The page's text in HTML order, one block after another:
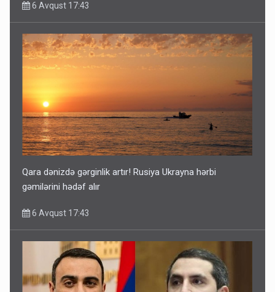
6 Avqust 17:43
Qara dənizdə gərginlik artır! Rusiya Ukrayna hərbi
gəmilərini hədəf alır
6 Avqust 17:43